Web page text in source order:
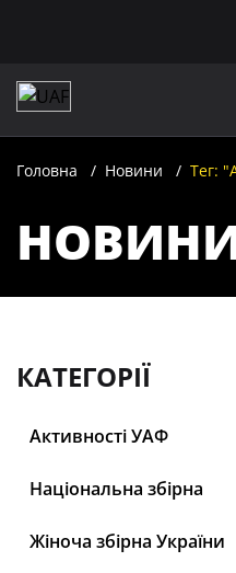
Головна Новини Тег:
КАТЕГОРІЇ
Активності УАФ
Національна збірна
Жіноча збірна України